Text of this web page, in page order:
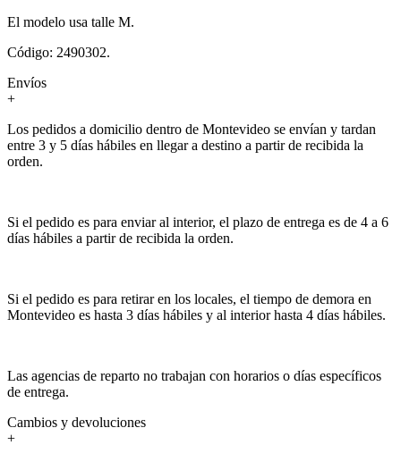
El modelo usa talle M.
Código: 2490302.
Envíos
+
Los pedidos a domicilio dentro de Montevideo se envían y tardan
entre 3 y 5 días hábiles en llegar a destino a partir de recibida la
orden.
Si el pedido es para enviar al interior, el plazo de entrega es de 4 a 6
días hábiles a partir de recibida la orden.
Si el pedido es para retirar en los locales, el tiempo de demora en
Montevideo es hasta 3 días hábiles y al interior hasta 4 días hábiles.
Las agencias de reparto no trabajan con horarios o días específicos
de entrega.
Cambios y devoluciones
+